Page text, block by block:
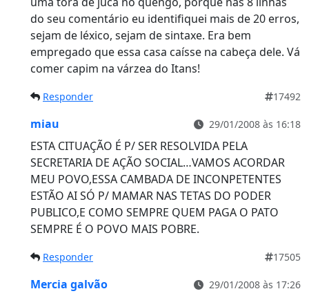
do seu comentário eu identifiquei mais de 20 erros,
sejam de léxico, sejam de sintaxe. Era bem
empregado que essa casa caísse na cabeça dele. Vá
comer capim na várzea do Itans!
Responder 17492
miau 29/01/2008 às 16:18
ESTA CITUAÇÃO É P/ SER RESOLVIDA PELA
SECRETARIA DE AÇÃO SOCIAL…VAMOS ACORDAR
MEU POVO,ESSA CAMBADA DE INCONPETENTES
ESTÃO AI SÓ P/ MAMAR NAS TETAS DO PODER
PUBLICO,E COMO SEMPRE QUEM PAGA O PATO
SEMPRE É O POVO MAIS POBRE.
Responder 17505
Mercia galvão 29/01/2008 às 17:26